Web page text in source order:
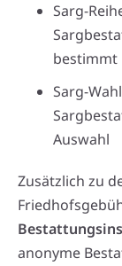
Sarg-
bestimmt
Sarg-
Auswahl
Zusätzlich zu
anonyme